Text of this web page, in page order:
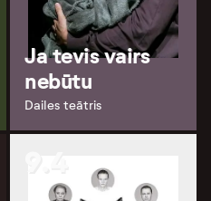
Ja tevis vairs
nebūtu
Dailes teātris